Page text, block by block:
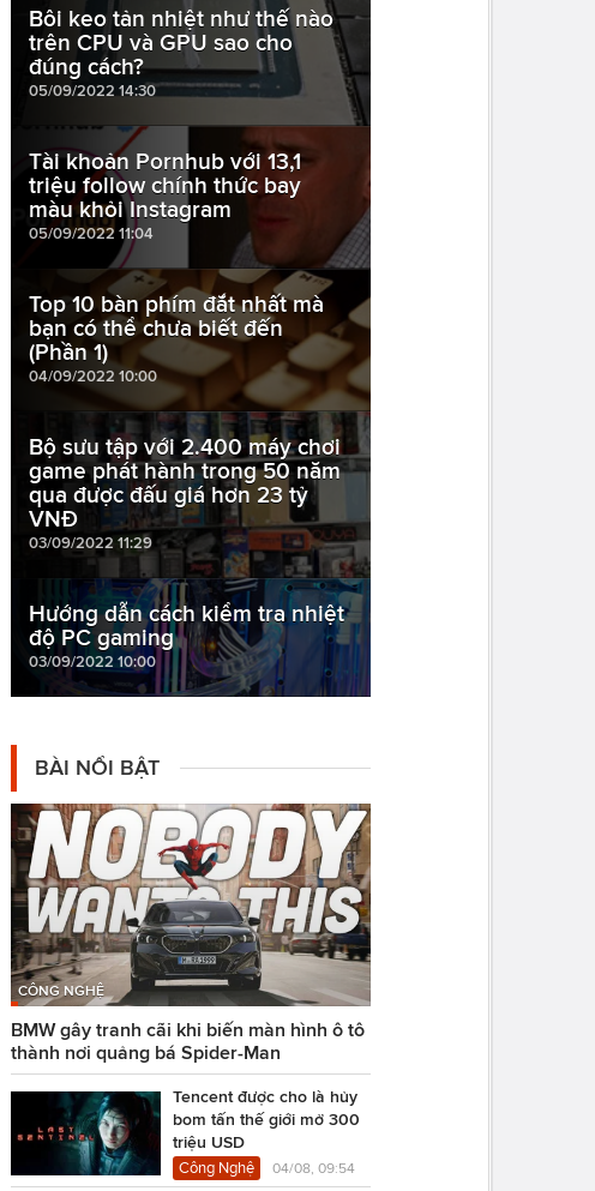
Bôi keo tản nhiệt như thế nào
trên CPU và GPU sao cho
đúng cách?
05/09/2022 14:30
Tài khoản Pornhub với 13,1
triệu follow chính thức bay
màu khỏi Instagram
05/09/2022 11:04
Top 10 bàn phím đắt nhất mà
bạn có thể chưa biết đến
(Phần 1)
04/09/2022 10:00
Bộ sưu tập với 2.400 máy chơi
game phát hành trong 50 năm
qua được đấu giá hơn 23 tỷ
VNĐ
03/09/2022 11:29
Hướng dẫn cách kiểm tra nhiệt
độ PC gaming
03/09/2022 10:00
BÀI NỔI BẬT
CÔNG NGHỆ
BMW gây tranh cãi khi biến màn hình ô tô
thành nơi quảng bá Spider-Man
Tencent được cho là hủy
bom tấn thế giới mở 300
triệu USD
Công Nghệ 04/08, 09:54